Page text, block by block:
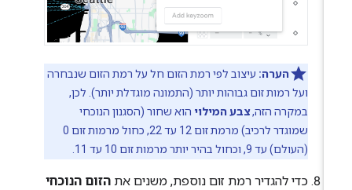
הערה:עיצוב לפי רמת הזום חל על רמת הזום שנבחרה
ועל רמות זום גבוהות יותר (התמונה מוגדלת יותר). לכן,
במקרה הזה,צבע המילויהוא שחור (הסגנון הנוכחי
שמוגדר לרכיב) מרמת זום 12 עד 22, כחול מרמות זום 0
(העולם) עד 9, וכחול בהיר יותר מרמות זום 10 עד 11.
כדי להגדיר רמת זום נוספת, משנים אתהזום הנוכחי